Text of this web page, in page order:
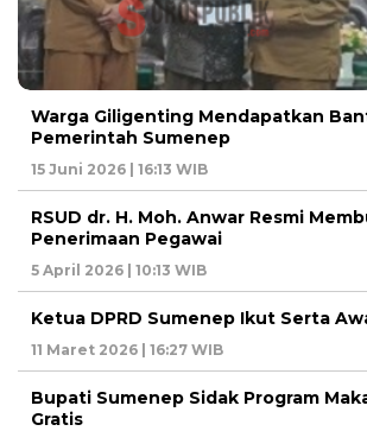
Warga Giligenting Mendapatkan
Pemerintah Sumenep
15 Juni 2026 | 16:13 WIB
RSUD dr. H. Moh. Anwar Resmi
Penerimaan Pegawai
5 April 2026 | 10:13 WIB
Ketua DPRD Sumenep Ikut Serta
11 Maret 2026 | 16:27 WIB
Bupati Sumenep Sidak Program
Gratis